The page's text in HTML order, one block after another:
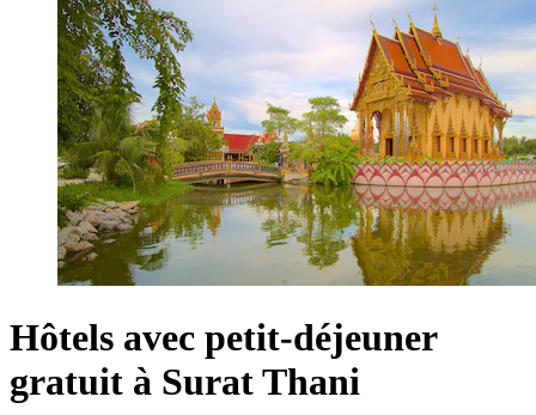
Hôtels avec petit-déjeuner
gratuit à Surat Thani